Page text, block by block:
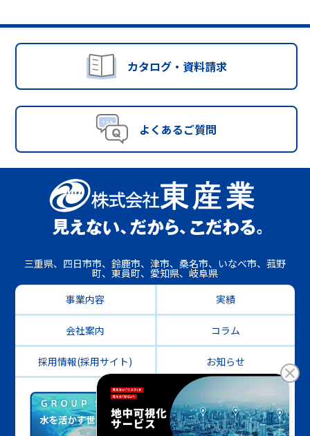
カタログ・資料請求
よくあるご質問
三重県、四日市市、鈴鹿市、津市、桑名市、いなべ市、菰野
町、東員町、愛知県、岐阜県
事業内容
実績
会社案内 コラム
採用情報(採用サイト) お知らせ